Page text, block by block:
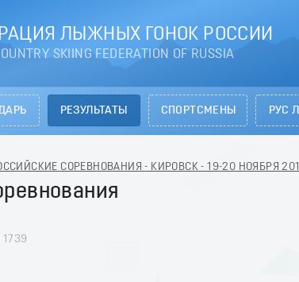
ЛЫЖНЫХ ГОНОК РОССИИ
SKIING FEDERATION OF RUSSIA
РЕЗУЛЬТАТЫ СПОРТСМЕНЫ РУС
СОРЕВНОВАНИЯ - КИРОВСК - 19-20 НОЯБРЯ